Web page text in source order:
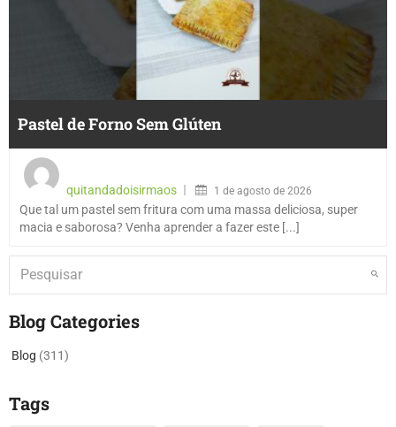
Pastel de Forno Sem Glúten
quitandadoisirmaos 1 de agosto de 2026
Que tal um pastel sem fritura com uma massa deliciosa, super
macia e saborosa? Venha aprender a fazer este [...]
Blog Categories
Blog (311)
Tags